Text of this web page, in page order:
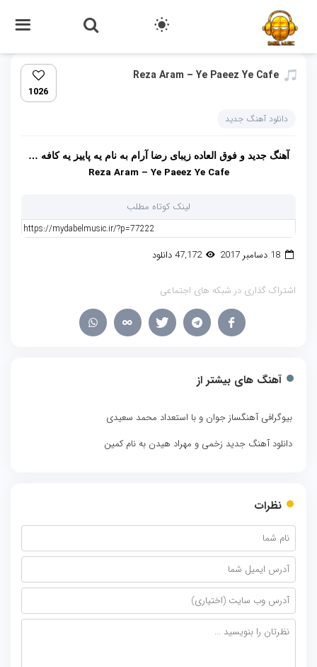
Reza Aram – Ye Paeez Ye Cafe
1026
دانلود آهنگ جدید
آهنگ جدید و فوق العاده زیبای رضا آرام به نام یه پاییز یه کافه …
Reza Aram – Ye Paeez Ye Cafe
لینک کوتاه مطلب
18 دسامبر 2017 47,172 دانلود
اشتراک گذاری در شبکه های اجتماعی
آهنگ های بیشتر از
بیوگرافی آهنگساز جوان و با استعداد محمد سعیدی
دانلود آهنگ جدید زخمی و مهراد هیدن به نام کمین
نظرات